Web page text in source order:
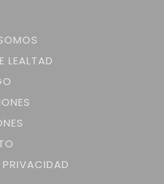
LEALTAD